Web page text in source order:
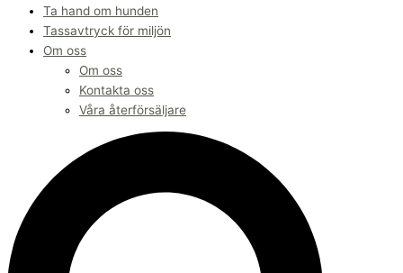
Ta hand om hunden
Tassavtryck för miljön
Om oss
Om oss
Kontakta oss
Våra återförsäljare